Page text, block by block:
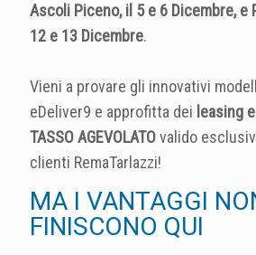
Ascoli Piceno, il 5 e 6 Dicembre, e
12 e 13 Dicembre.
Vieni a provare gli innovativi
eDeliver9 e approfitta dei leasing
TASSO AGEVOLATOvalido
clienti RemaTarlazzi!
MA I VANTAGGI
FINISCONO QUI